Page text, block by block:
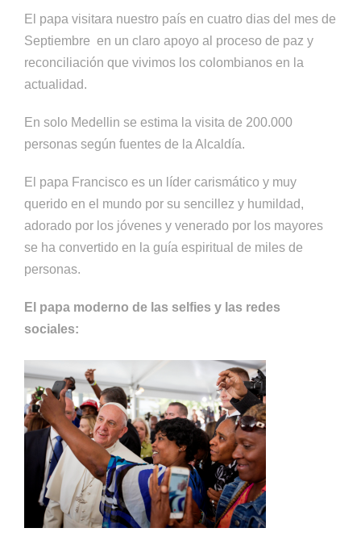
El papa visitara nuestro país en cuatro dias del mes de
Septiembre en un claro apoyo al proceso de paz y
reconciliación que vivimos los colombianos en la
actualidad.
En solo Medellin se estima la visita de 200.000
personas según fuentes de la Alcaldía.
El papa Francisco es un líder carismático y muy
querido en el mundo por su sencillez y humildad,
adorado por los jóvenes y venerado por los mayores
se ha convertido en la guía espiritual de miles de
personas.
El papa moderno de las selfies y las redes
sociales: